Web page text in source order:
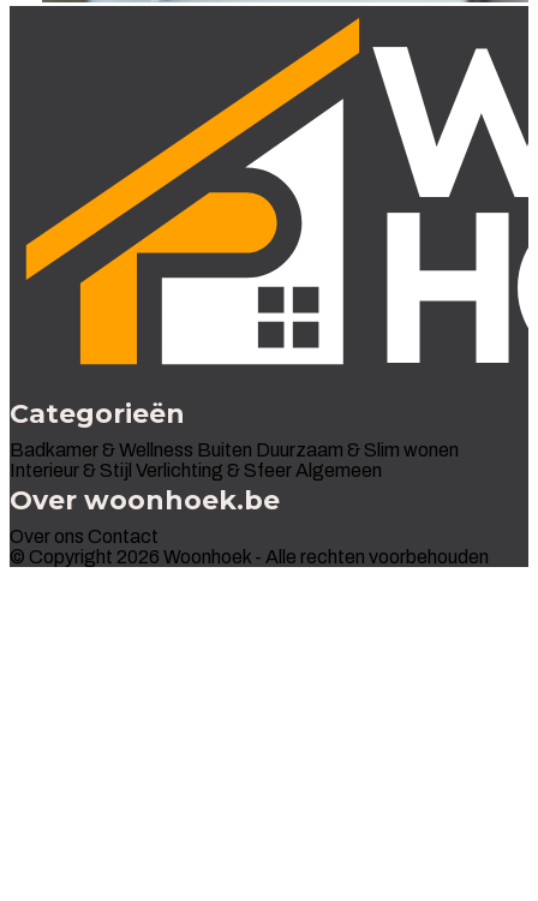
Categorieën
Badkamer & Wellness Buiten Duurzaam & Slim wonen
Interieur & Stijl Verlichting & Sfeer Algemeen
Over woonhoek.be
Over ons Contact
© Copyright 2026 Woonhoek - Alle rechten voorbehouden